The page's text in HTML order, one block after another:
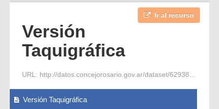
Ir al recurso
Versión
Taquigráfica
URL: http://datos.concejorosario.gov.ar/dataset/62938acc-5995-425e-b206-7f630672a416/resource/e9943561-1de9-4cb3-b2a5-b6e2bace2173/download/2021-04-08-s-ordinaria-4-vt.pdf
Versión Taquigráfica